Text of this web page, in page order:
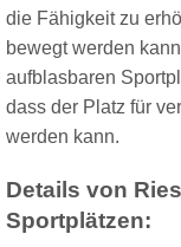
die Fähigkeit zu
bewegt werden
aufblasbaren
dass der Platz für
werden kann.
Details von
Sportplätzen: